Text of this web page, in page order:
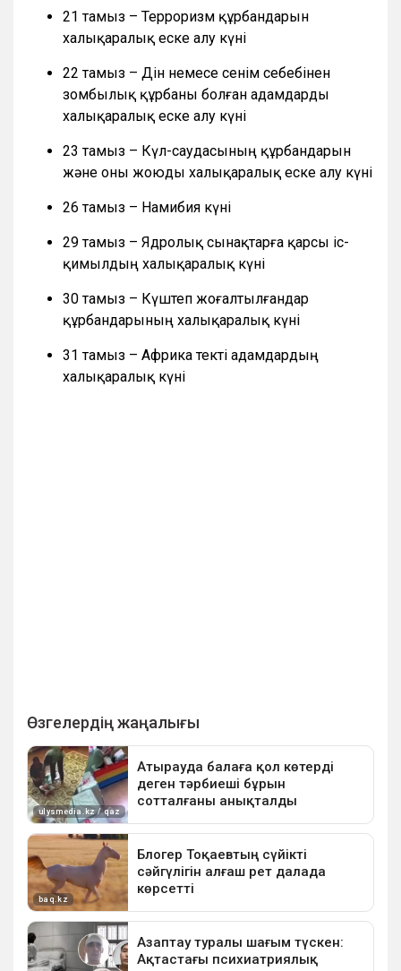
21 тамыз – Терроризм құрбандарын
халықаралық еске алу күні
22 тамыз – Дін немесе сенім себебінен
зомбылық құрбаны болған адамдарды
халықаралық еске алу күні
23 тамыз – Күл-саудасының құрбандарын
және оны жоюды халықаралық еске алу күні
26 тамыз – Намибия күні
29 тамыз – Ядролық сынақтарға қарсы іс-
қимылдың халықаралық күні
30 тамыз – Күштеп жоғалтылғандар
құрбандарының халықаралық күні
31 тамыз – Африка текті адамдардың
халықаралық күні